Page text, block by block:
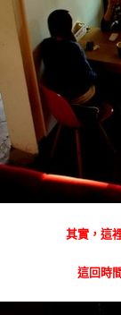
其實，這
這回時